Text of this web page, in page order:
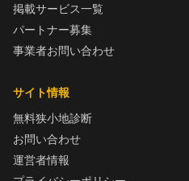
掲載サービス一覧
パートナー募集
事業者お問い合わせ
サイト情報
無料狭小地診断
お問い合わせ
運営者情報